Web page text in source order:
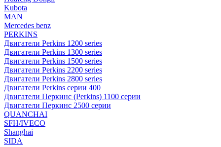
Kubota
MAN
Mercedes benz
PERKINS
Двигатели Perkins 1200 series
Двигатели Perkins 1300 series
Двигатели Perkins 1500 series
Двигатели Perkins 2200 series
Двигатели Perkins 2800 series
Двигатели Perkins серии 400
Двигатели Перкинс (Perkins) 1100 серии
Двигатели Перкинс 2500 серии
QUANCHAI
SFH/IVECO
Shanghai
SIDA